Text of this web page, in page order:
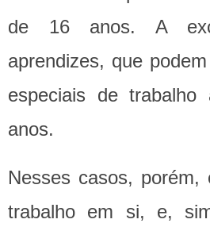
de 16 anos. A
aprendizes, que
especiais de
anos.
Nesses casos,
trabalho em si, e,